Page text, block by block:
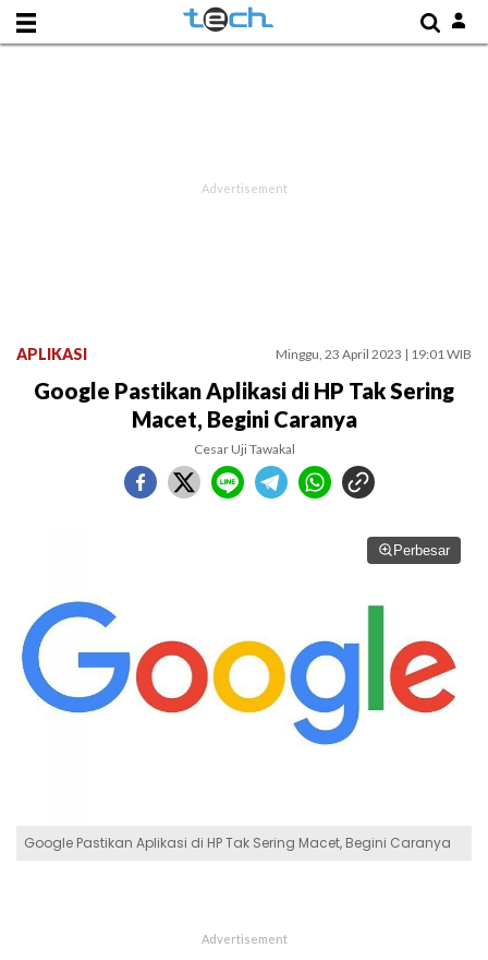
APLIKASI Minggu, 23 April 2023 | 19:01 WIB
Google Pastikan Aplikasi di HP Tak Sering
Macet, Begini Caranya
Cesar Uji Tawakal
Perbesar
Google Pastikan Aplikasi di HP Tak Sering Macet, Begini Caranya